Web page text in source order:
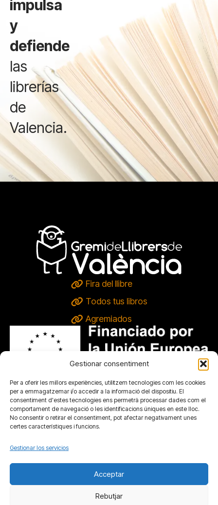
Gestionar consentiment
Per a oferir les millors experiències, utilitzem tecnologies com les cookies
per a emmagatzemar i/o accedir a la informació del dispositiu. El
consentiment d'estes tecnologies ens permetrà processar dades com el
comportament de navegació o les identificacions úniques en este lloc.
No consentir o retirar el consentiment, pot afectar negativament unes
certes característiques i funcions.
Gestionar los servicios
Acceptar
Rebutjar
impulsa
y
defiende
las
librerías
de
Valencia.
Fira del llibre
Todos tus libros
Agremiados